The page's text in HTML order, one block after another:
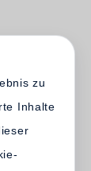
zu
Inhalte